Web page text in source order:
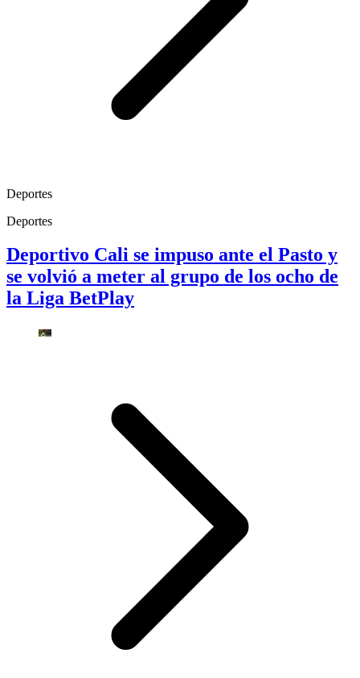
Deportes
Deportes
Deportivo Cali se impuso ante el Pasto y
se volvió a meter al grupo de los ocho de
la Liga BetPlay